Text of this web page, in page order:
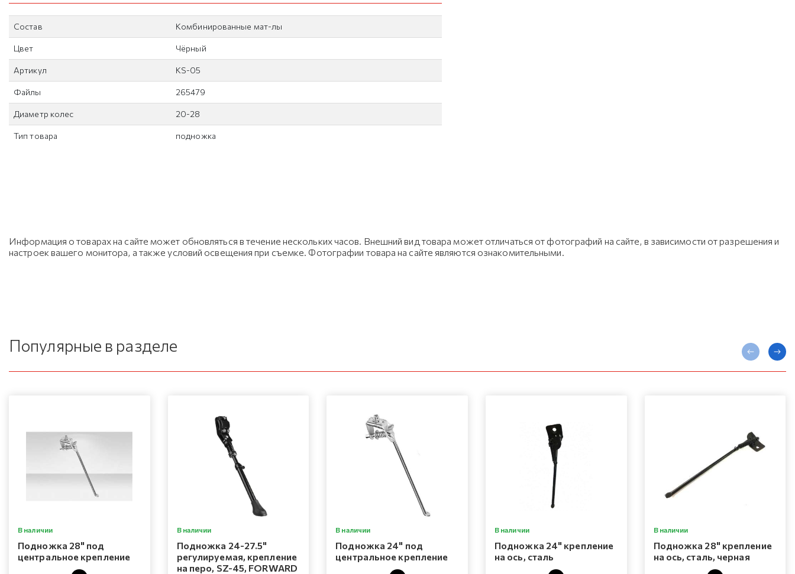
Состав Комбинированные мат-лы
Цвет Чёрный
Артикул KS-05
Файлы 265479
Диаметр колес 20-28
Тип товара подножка
Информация о товарах на сайте может обновляться в течение нескольких часов. Внешний вид товара может отличаться от фотографий на сайте, в зависимости от разрешения и
настроек вашего монитора, а также условий освещения при съемке. Фотографии товара на сайте являются ознакомительными.
Популярные в разделе
В наличии
Подножка 28" под
центральное крепление
В наличии
Подножка 24-27.5"
регулируемая, крепление
на перо, SZ-45, FORWARD
В наличии
Подножка 24" под
центральное крепление
В наличии
Подножка 24" крепление
на ось, сталь
В наличии
Подножка 28" крепление
на ось, сталь, черная